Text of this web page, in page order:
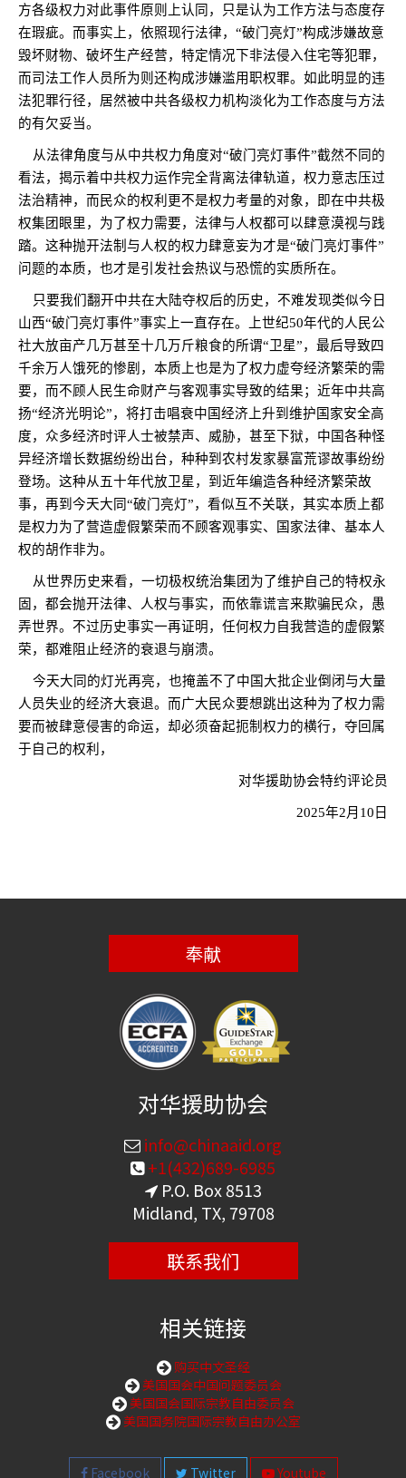
方各级权力对此事件原则上认同，只是认为工作方法与态度存
在瑕疵。而事实上，依照现行法律，“破门亮灯”构成涉嫌故意
毁坏财物、破坏生产经营，特定情况下非法侵入住宅等犯罪，
而司法工作人员所为则还构成涉嫌滥用职权罪。如此明显的违
法犯罪行径，居然被中共各级权力机构淡化为工作态度与方法
的有欠妥当。
从法律角度与从中共权力角度对“破门亮灯事件”截然不同的
看法，揭示着中共权力运作完全背离法律轨道，权力意志压过
法治精神，而民众的权利更不是权力考量的对象，即在中共极
权集团眼里，为了权力需要，法律与人权都可以肆意漠视与践
踏。这种抛开法制与人权的权力肆意妄为才是“破门亮灯事件”
问题的本质，也才是引发社会热议与恐慌的实质所在。
只要我们翻开中共在大陆夺权后的历史，不难发现类似今日
山西“破门亮灯事件”事实上一直存在。上世纪50年代的人民公
社大放亩产几万甚至十几万斤粮食的所谓“卫星”，最后导致四
千余万人饿死的惨剧，本质上也是为了权力虚夸经济繁荣的需
要，而不顾人民生命财产与客观事实导致的结果；近年中共高
扬“经济光明论”，将打击唱衰中国经济上升到维护国家安全高
度，众多经济时评人士被禁声、威胁，甚至下狱，中国各种怪
异经济增长数据纷纷出台，种种到农村发家暴富荒谬故事纷纷
登场。这种从五十年代放卫星，到近年编造各种经济繁荣故
事，再到今天大同“破门亮灯”，看似互不关联，其实本质上都
是权力为了营造虚假繁荣而不顾客观事实、国家法律、基本人
权的胡作非为。
从世界历史来看，一切极权统治集团为了维护自己的特权永
固，都会抛开法律、人权与事实，而依靠谎言来欺骗民众，愚
弄世界。不过历史事实一再证明，任何权力自我营造的虚假繁
荣，都难阻止经济的衰退与崩溃。
今天大同的灯光再亮，也掩盖不了中国大批企业倒闭与大量
人员失业的经济大衰退。而广大民众要想跳出这种为了权力需
要而被肆意侵害的命运，却必须奋起扼制权力的横行，夺回属
于自己的权利，
对华援助协会特约评论员
2025年2月 10 日
奉献
对华援助协会
info@chinaaid.org
+1(432)689-6985
P.O. Box 8513
Midland, TX, 79708
联系我们
相关链接
购买中文圣经
美国国会中国问题委员会
美国国会国际宗教自由委员会
美国国务院国际宗教自由办公室
Facebook Twitter Youtube